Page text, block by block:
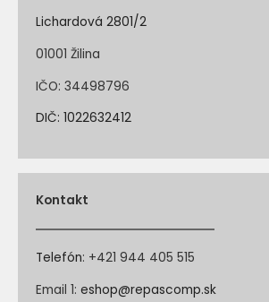
Lichardová 2801/2
01001 Žilina
IČO: 34498796
DIČ: 1022632412
Kontakt
Telefón: +421 944 405 515
Email 1: eshop@repascomp.sk